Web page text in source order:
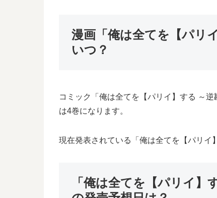
漫画「俺は全てを【パリ
いつ？
コミック「俺は全てを【パリイ】する ～
は4巻になります。
現在発表されている「俺は全てを【パリイ
「俺は全てを【パリイ